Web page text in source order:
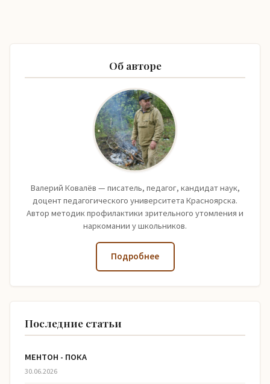
Об авторе
Валерий Ковалёв — писатель, педагог, кандидат наук,
доцент педагогического университета Красноярска.
Автор методик профилактики зрительного утомления и
наркомании у школьников.
Подробнее
Последние статьи
МЕНТОН - ПОКА
30.06.2026